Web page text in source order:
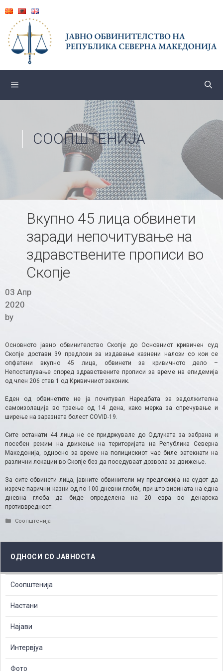
content
СООПШТЕНИЈА
Вкупно 45 лица обвинети
заради непочитување на
здравствените прописи во
Скопје
03 Апр
2020
by
Основното јавно обвинителство Скопје до Основниот кривичен суд
Скопје достави 39 предлози за издавање казнени налози со кои се
опфатени вкупно 45 лица, обвинети за кривичното дело –
Непостапување според здравствените прописи за време на епидемија
од член 206 став 1 од Кривичниот законик.
Еден од обвинетите не ја почитувал Наредбата за задолжителна
самоизолација во траење од 14 дена, како мерка за спречување и
ширење на заразната болест COVID-19.
Сите останати 44 лица не се придржувале до Одлуката за забрана и
посебен режим на движење на територијата на Република Северна
Македонија, односно за време на полицискиот час биле затекнати на
различни локации во Скопје без да поседуваат дозвола за движење.
За сите обвинети лица, јавните обвинители му предложија на судот да
изрече парични казни од по 100 дневни глоби, при што висината на една
дневна глоба да биде определена на 20 евра во денарска
противвредност.
Categories
Соопштенија
ОДНОСИ СО ЈАВНОСТА
Соопштенија
Настани
Најави
Интервјуа
Фото